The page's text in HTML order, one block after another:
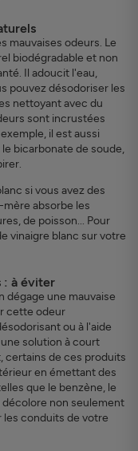
mauvaises odeurs. Le
biodégradable et non
Il adoucit l'eau,
pouvez désodoriser les
nettoyant avec du
sont incrustées
il est aussi
bicarbonate de soude,
si vous avez des
absorbe les
de poisson... Pour
vinaigre blanc sur votre
: à éviter
dégage une mauvaise
cette odeur
ou à l'aide
solution à court
certains de ces produits
en émettant des
que le benzène, le
non seulement
les conduits de votre